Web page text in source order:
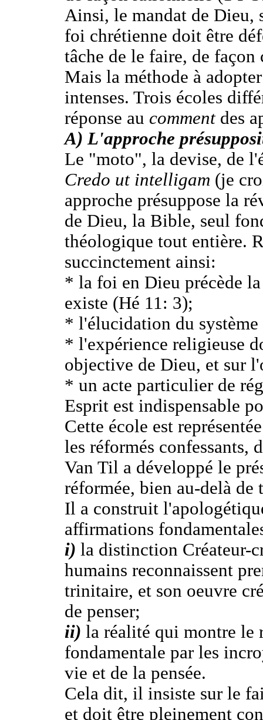
Ainsi, le mandat de Dieu,
foi chrétienne doit être
tâche de le faire, de
Mais la méthode à
intenses. Trois écoles
réponse au commentdes
A) L'approche
Le "moto", la devise, de
Credo ut intelligam (je
approche présuppose la
de Dieu, la Bible, seul
théologique tout entière.
succinctement ainsi:
* la foi en Dieu précède
existe (Hé 11: 3);
* l'élucidation du
* l'expérience religieuse
objective de Dieu, et sur
* un acte particulier de
Esprit est indispensable
Cette école est
les réformés confessants,
Van Til a développé le
réformée, bien au-delà
Il a construit
affirmations
i) la distinction Créateur-
humains reconnaissent
trinitaire, et son oeuvre
de penser;
ii) la réalité qui montre le
fondamentale par les
vie et de la pensée.
Cela dit, il insiste sur le
et doit être pleinement